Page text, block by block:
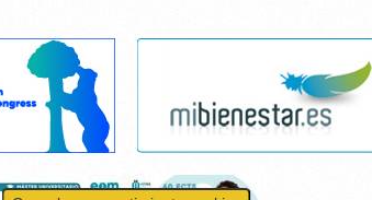
Cancelar consentimiento cookies
ofrecer funciones de redes